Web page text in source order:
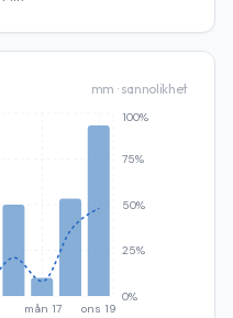
mm · sannolikhet
mån 17 ons 19
0%
25%
50%
75%
100%